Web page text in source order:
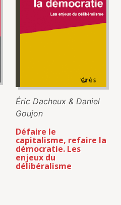
Éric Dacheux & Daniel
Goujon
Défaire le
capitalisme, refaire la
démocratie. Les
enjeux du
délibéralisme